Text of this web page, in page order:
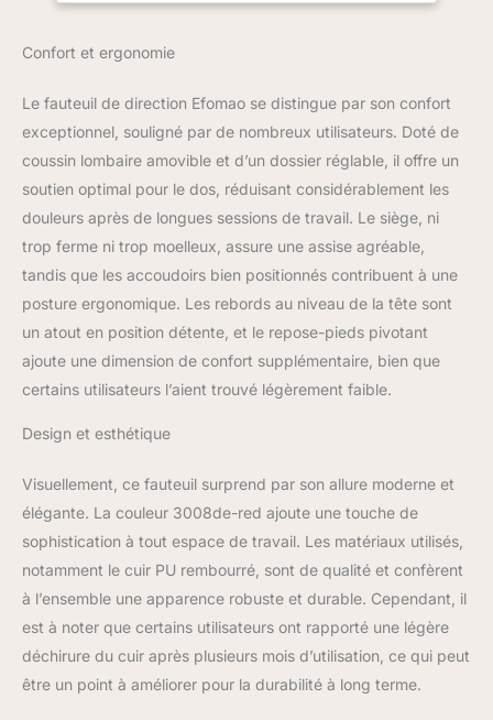
lombaire amovible aide à
soutenir le bas du dos
pendant le travail, le
les longues sessions
devant l’ordinateur.
Assise épaisse et confort
renforcé : l’assise large
avec rembourrage
sensation moelleuse et
stable, idéale comme
chaise ordinateur, siège
et maintien latéral : les
apportent un appui
confortable aux avant-
bras, tandis que le
dossier à forme
enveloppante améliore la
sensation de maintien.
Siège pivotant avec
roulettes
Confort et ergonomie
Le fauteuil de direction Efomao se distingue par son confort
exceptionnel, souligné par de nombreux utilisateurs. Doté de
coussin lombaire amovible et d’un dossier réglable, il offre un
soutien optimal pour le dos, réduisant considérablement les
douleurs après de longues sessions de travail. Le siège, ni
trop ferme ni trop moelleux, assure une assise agréable,
tandis que les accoudoirs bien positionnés contribuent à une
posture ergonomique. Les rebords au niveau de la tête sont
un atout en position détente, et le repose-pieds pivotant
ajoute une dimension de confort supplémentaire, bien que
certains utilisateurs l’aient trouvé légèrement faible.
Design et esthétique
Visuellement, ce fauteuil surprend par son allure moderne et
élégante. La couleur 3008de-red ajoute une touche de
sophistication à tout espace de travail. Les matériaux utilisés,
notamment le cuir PU rembourré, sont de qualité et confèrent
à l’ensemble une apparence robuste et durable. Cependant, il
est à noter que certains utilisateurs ont rapporté une légère
déchirure du cuir après plusieurs mois d’utilisation, ce qui peut
être un point à améliorer pour la durabilité à long terme.